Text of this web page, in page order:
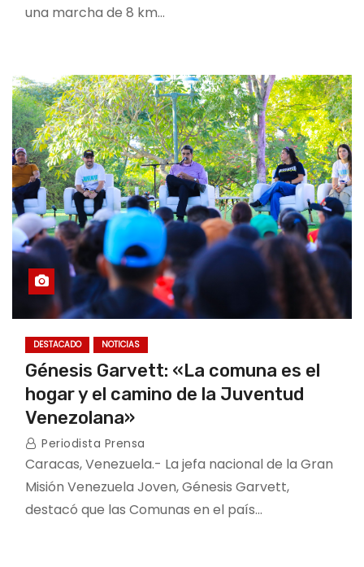
una marcha de 8 km…
DESTACADO NOTICIAS
Génesis Garvett: «La comuna es el
hogar y el camino de la Juventud
Venezolana»
Periodista Prensa
Caracas, Venezuela.- La jefa nacional de la Gran
Misión Venezuela Joven, Génesis Garvett,
destacó que las Comunas en el país…